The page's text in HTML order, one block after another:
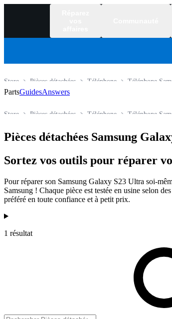
Téléphone
Téléphone
Pièces détachées
Store
PartsGuidesAnswers
Téléphone
Téléphone
Pièces détachées
Store
Pièces détachées Samsung
Sortez vos outils pour réparer
Pour réparer son Samsung Galaxy S23 Ultra soi-
Samsung ! Chaque pièce est testée en usine selon
préféré en toute confiance et à petit prix.
Products
1 résultat